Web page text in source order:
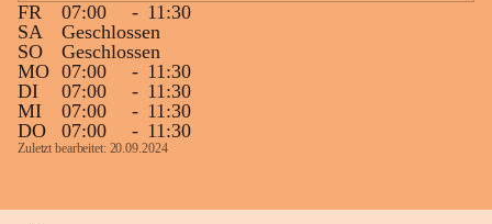
FR
07:00 - 11:30
SA
Geschlossen
SO
Geschlossen
MO 07:00 - 11:30
DI
07:00 - 11:30
MI
07:00 - 11:30
DO
07:00 - 11:30
Zuletzt bearbeitet: 20.09.2024